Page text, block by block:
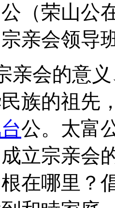
（荣山公
亲会领导
亲会的意
族的祖先
公。太富
立宗亲会
在哪里？